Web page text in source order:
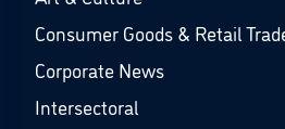
Consumer Goods & Retail
Corporate News
Intersectoral